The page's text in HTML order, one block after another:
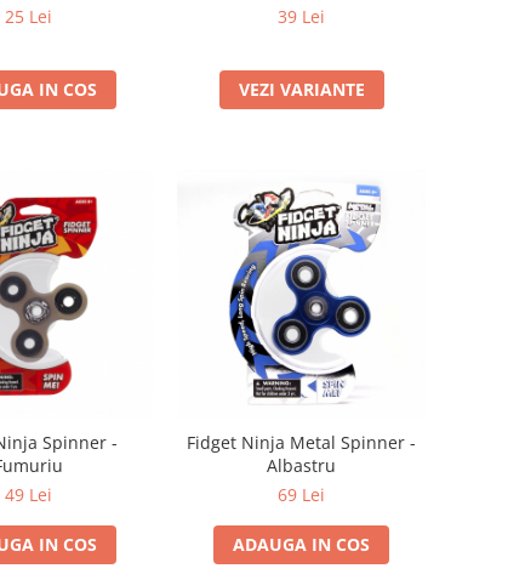
25 Lei
IN COS
39 Lei
VEZI VARIANTE
Spinner -
49 Lei
IN COS
Fidget Ninja Metal Spinner -
Albastru
69 Lei
ADAUGA IN COS